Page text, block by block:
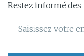
Restez informé
Adresse mail